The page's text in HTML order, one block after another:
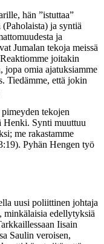
hän ”istuttaa”
ja syntiä
ja
Jumalan tekoja meissä
joitakin
jopa omia ajatuksiamme
Tiedämme, että jokin
tekojen
Henki. Synti muuttuu
me rakastamme
Pyhän Hengen työ
uusi poliittinen johtaja
minkälaisia edellytyksiä
Iisain
Saulin veroisen,